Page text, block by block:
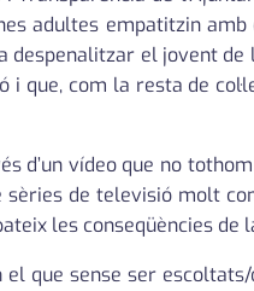
adultes empatitzin
el jovent de
com la resta de
d’un vídeo que no
de televisió molt
les conseqüències de
que sense ser